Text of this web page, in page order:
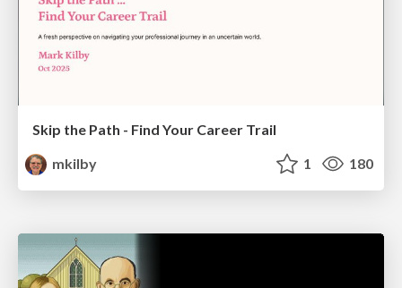
Skip the Path - Find Your Career Trail
mkilby
1 180